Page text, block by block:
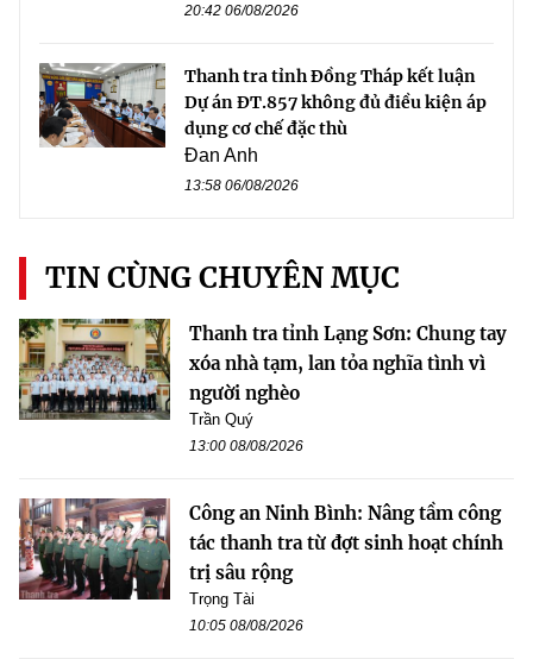
20:42 06/08/2026
Thanh tra tỉnh Đồng Tháp kết luận
Dự án ĐT.857 không đủ điều kiện áp
dụng cơ chế đặc thù
Đan Anh
13:58 06/08/2026
TIN CÙNG CHUYÊN MỤC
Thanh tra tỉnh Lạng Sơn: Chung tay
xóa nhà tạm, lan tỏa nghĩa tình vì
người nghèo
Trần Quý
13:00 08/08/2026
Công an Ninh Bình: Nâng tầm công
tác thanh tra từ đợt sinh hoạt chính
trị sâu rộng
Trọng Tài
10:05 08/08/2026